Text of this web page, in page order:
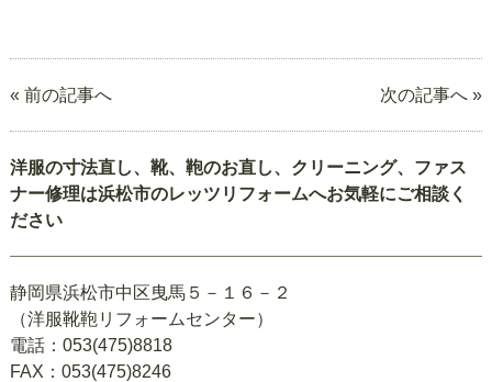
« 前の記事へ 次の記事へ »
洋服の寸法直し、靴、鞄のお直し、クリーニング、ファス
ナー修理は浜松市のレッツリフォームへお気軽にご相談く
ださい
静岡県浜松市中区曳馬５－１６－２
（洋服靴鞄リフォームセンター）
電話：053(475)8818
FAX：053(475)8246